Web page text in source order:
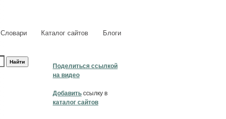
Словари Каталог сайтов Блоги
Поделиться ссылкой
на видео
Добавить ссылку в
каталог сайтов